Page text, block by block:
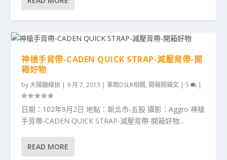
神槍手背帶-CADEN QUICK STRAP-減壓背帶-開
箱好物
by大腸麵線拔 | 9 月 7, 2013 |單眼DSLR相關, 開箱開箱文 |5 |
日期：102年9月2日 地點：新北市-五股 攝影：Aggro 神槍
手背帶-CADEN QUICK STRAP-減壓背帶-開箱好物...
READ MORE